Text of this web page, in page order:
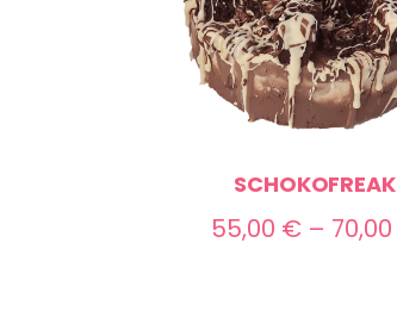
SCHOKOFREAK
55,00 € – 70,00